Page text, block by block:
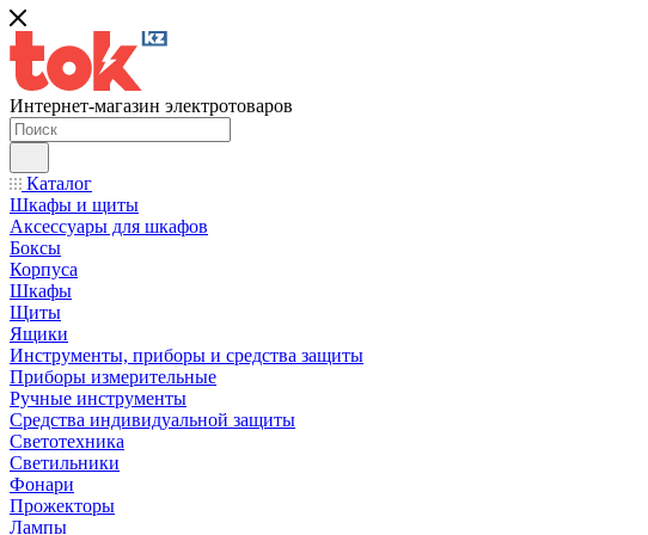
Интернет-магазин электротоваров
Каталог
Шкафы и щиты
Аксессуары для шкафов
Боксы
Корпуса
Шкафы
Щиты
Ящики
Инструменты, приборы и средства защиты
Приборы измерительные
Ручные инструменты
Средства индивидуальной защиты
Светотехника
Светильники
Фонари
Прожекторы
Лампы